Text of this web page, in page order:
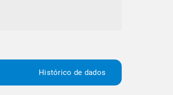
Histórico de dados